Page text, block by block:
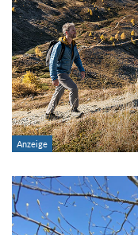
Region:
Gebirge:
Art der Tour:
Schwierigkeitsgrad:
von